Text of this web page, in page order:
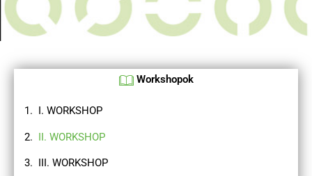
Workshopok
I. WORKSHOP
II. WORKSHOP
III. WORKSHOP